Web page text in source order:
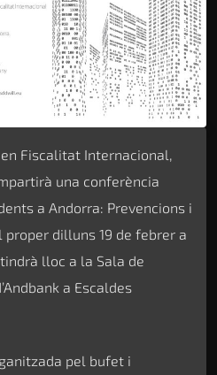
Fiscalitat Internacional,
una conferència
a Andorra: Prevencions i
dilluns 19 de febrer a
lloc a la Sala de
a Escaldes
pel bufet i